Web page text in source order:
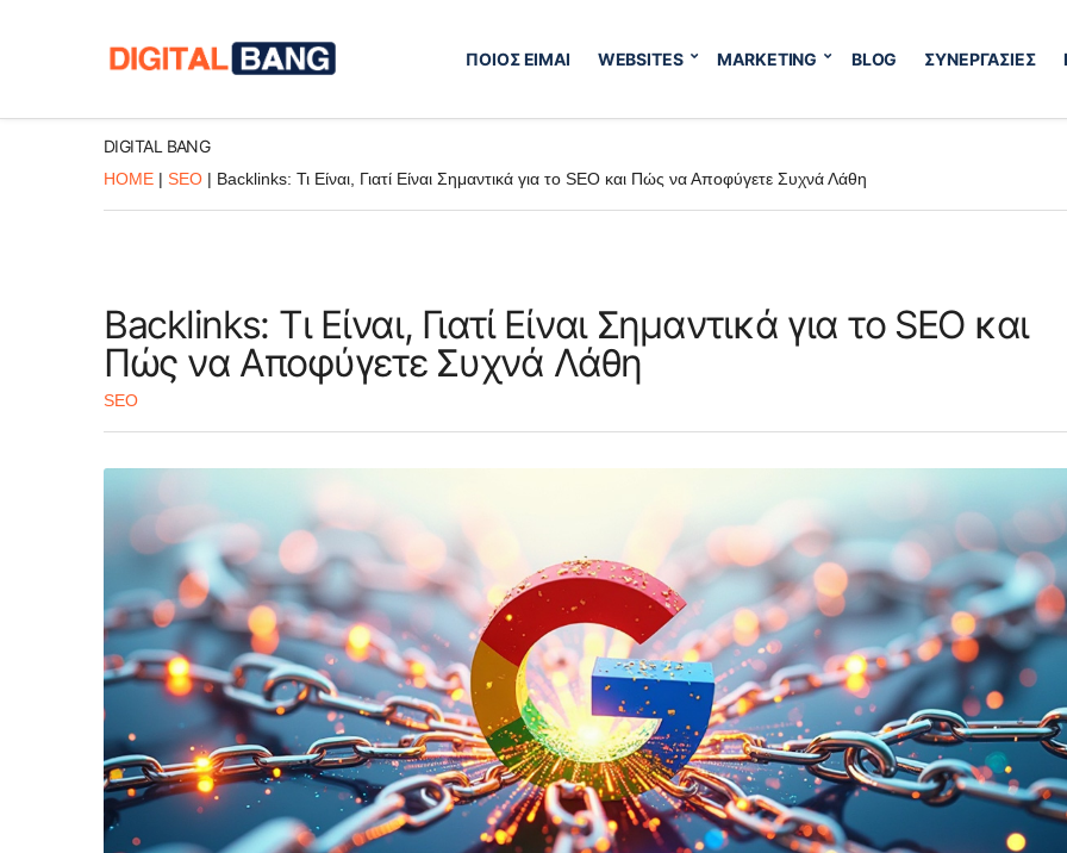
ΠΟΙΟΣ ΕΙΜΑΙ WEBSITES MARKETING BLOG ΣΥΝΕΡΓΑΣΙΕΣ
DIGITAL BANG
HOME | SEO | Backlinks: Τι Είναι, Γιατί Είναι Σημαντικά για το SEO και Πώς να Αποφύγετε Συχνά Λάθη
Backlinks: Τι Είναι, Γιατί Είναι Σημαντικά για το SEO και
Πώς να Αποφύγετε Συχνά Λάθη
SEO